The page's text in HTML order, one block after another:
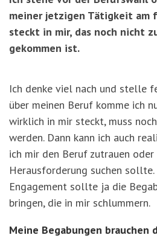
meiner jetzigen Tätigkeit am
steckt in mir, das noch nicht
gekommen ist.
Ich denke viel nach und stelle
über meinen Beruf komme ich
wirklich in mir steckt, muss
werden. Dann kann ich auch
ich mir den Beruf zutrauen oder
Herausforderung suchen
Engagement sollte ja die
bringen, die in mir schlummern.
Meine Begabungen brauchen